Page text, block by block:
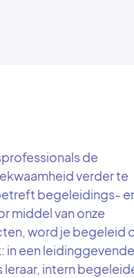
de
verder te
begeleidings-
middel van onze
word je begeleid
in een leidinggevende
intern